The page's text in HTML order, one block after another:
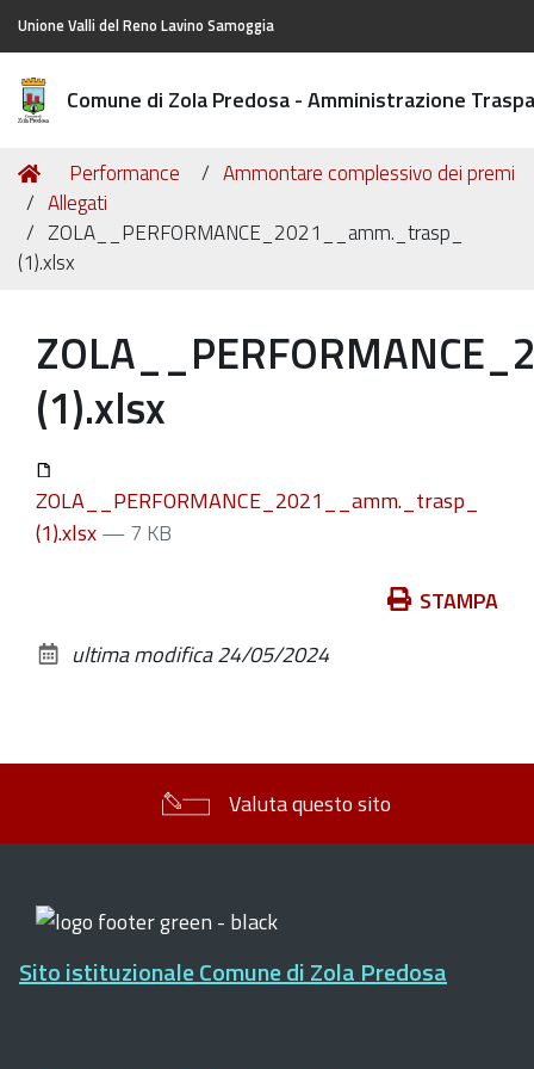
Unione Valli del Reno Lavino Samoggia
Comune di Zola Predosa - Amministrazione
Tu
sei
qui:
Home
Performance
Ammontare complessivo dei premi
Allegati
ZOLA__PERFORMANCE_2021__amm._trasp_
(1).xlsx
(1).xlsx
ZOLA__PERFORMANCE_2021__amm._trasp_
(1).xlsx— 7 KB
documento
STAMPA
ultima modifica24/05/2024
Valuta questo sito
Sito istituzionale Comune di Zola Predosa